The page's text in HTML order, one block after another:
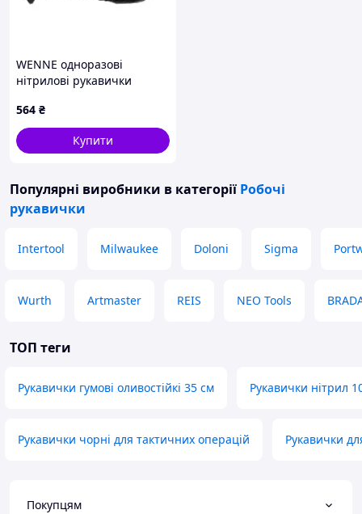
WENNE одноразові
нітрилові рукавички
564 ₴
Купити
Популярні виробники в категорії Робочі
рукавички
Intertool Milwaukee Doloni Sigma
Wurth Artmaster REIS NEO Tools
ТОП теги
Рукавички гумові оливостійкі 35 см Рукавички нітрил
Рукавички чорні для тактичних операцій Рукавички
Покупцям